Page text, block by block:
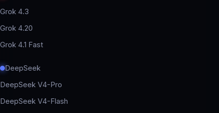
Grok 4.3
Grok 4.20
Grok 4.1 Fast
DeepSeek
DeepSeek V4-Pro
DeepSeek V4-Flash